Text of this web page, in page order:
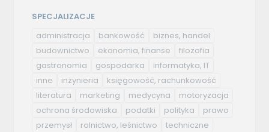
SPECJALIZACJE
administracja
bankowość
biznes, handel
budownictwo
ekonomia, finanse
filozofia
gastronomia
gospodarka
informatyka, IT
inne
inżynieria
księgowość, rachunkowość
literatura
marketing medycyna
motoryzacja
ochrona środowiska
podatki polityka
prawo
przemysł
rolnictwo, leśnictwo
techniczne